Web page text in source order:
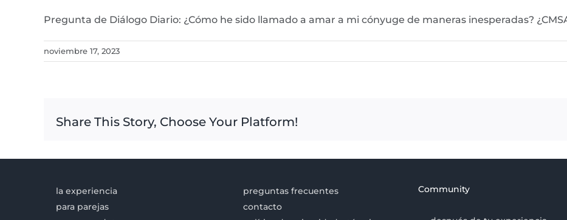
Pregunta de Diálogo Diario: ¿Cómo he sido llamado a amar a mi cónyuge de maneras inesperadas?
noviembre 17, 2023
Share This Story, Choose Your Platform!
la experiencia
para parejas
preguntas frecuentes
contacto
Community